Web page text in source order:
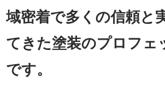
域密着で多くの信頼と
てきた塗装のプロフェ
です。